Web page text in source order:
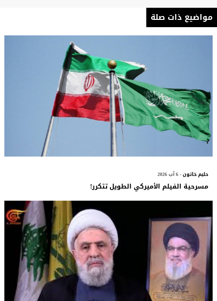
مواضيع ذات صلة
حليم خاتون- 6 آب 2026
مسرحية الفيلم الأميركي الطويل تتكرر!